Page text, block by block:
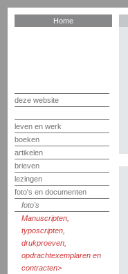
Home
deze website
leven en werk
boeken
artikelen
brieven
lezingen
foto's en documenten
foto's
Manuscripten,
typoscripten,
drukproeven,
opdrachtexemplaren en
contracten